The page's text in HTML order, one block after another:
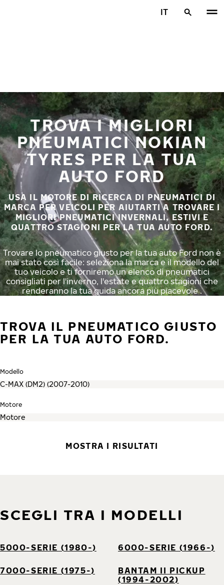
IT
TROVA I MIGLIORI
PNEUMATICI NOKIAN
TYRES PER LA TUA
AUTO FORD
USA IL MOTORE DI RICERCA DI PNEUMATICI DI
MARCA PER VEICOLI PER AIUTARTI A TROVARE I
MIGLIORI PNEUMATICI INVERNALI, ESTIVI E
QUATTRO STAGIONI PER LA TUA AUTO FORD.
Trovare lo pneumatico giusto per la tua auto Ford non è
mai stato così facile: seleziona la marca e il modello del
tuo veicolo e ti forniremo un elenco di pneumatici
consigliati per l'inverno, l'estate e quattro stagioni che
renderanno la tua guida ancora più piacevole .
TROVA IL PNEUMATICO GIUSTO
PER LA TUA AUTO FORD.
Modello
Motore
MOSTRA I RISULTATI
SCEGLI TRA I MODELLI
5000-SERIE (1980-) 6000-SERIE (1966-)
7000-SERIE (1975-)
BANTAM II PICKUP
(1994-2002)